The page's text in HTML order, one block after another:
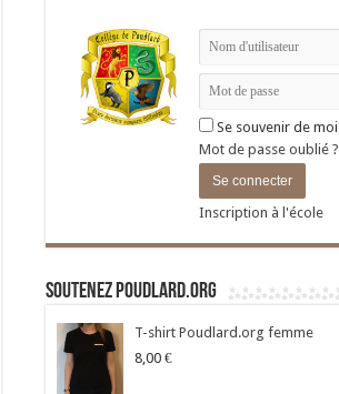
Se souvenir de moi
Mot de passe oublié ?
Inscription à l'école
Soutenez Poudlard.org
T-shirt Poudlard.org femme
8,00 €